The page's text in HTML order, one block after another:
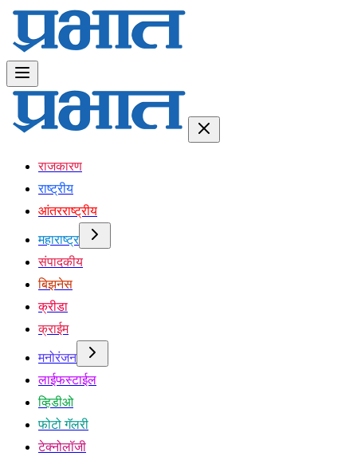
राजकारण
राष्ट्रीय
आंतरराष्ट्रीय
महाराष्ट्र
संपादकीय
बिझनेस
क्रीडा
क्राईम
मनोरंजन
लाईफस्टाईल
व्हिडीओ
फोटो गॅलरी
टेक्नोलॉजी